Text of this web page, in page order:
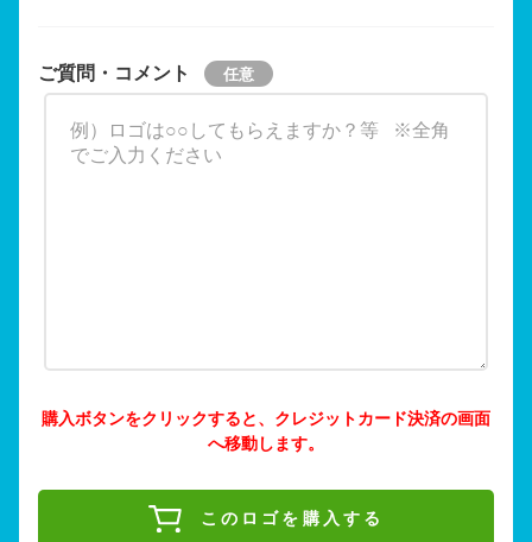
ご質問・コメント
購入ボタンをクリックすると、クレジットカード決済の画面
へ移動します。
このロゴを購入する